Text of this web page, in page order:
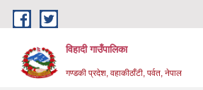
Skip to main content
विहादी गाउँपालिका
गण्डकी प्रदेश, वहाकीठाँटी, पर्वत, नेपाल